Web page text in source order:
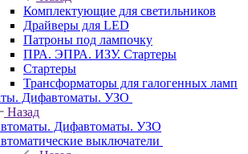
Комплектующие для светильников
Драйверы для LED
Патроны под лампочку
ПРА. ЭПРА. ИЗУ. Стартеры
Стартеры
Трансформаторы для галогенных ламп
Дифавтоматы. УЗО
Назад
Дифавтоматы. УЗО
выключатели